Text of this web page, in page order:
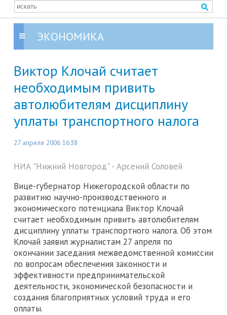
ЭКОНОМИКА
Виктор Клочай считает
необходимым привить
автолюбителям дисциплину
уплаты транспортного налога
27 апреля 2006 16:38
НИА "Нижний Новгород" - Арсений Соловей
Вице-губернатор Нижегородской области по
развитию научно-производственного и
экономического потенциала Виктор Клочай
считает необходимым привить автолюбителям
дисциплину уплаты транспортного налога. Об этом
Клочай заявил журналистам 27 апреля по
окончании заседания межведомственной комиссии
по вопросам обеспечения законности и
эффективности предпринимательской
деятельности, экономической безопасности и
создания благоприятных условий труда и его
оплаты.